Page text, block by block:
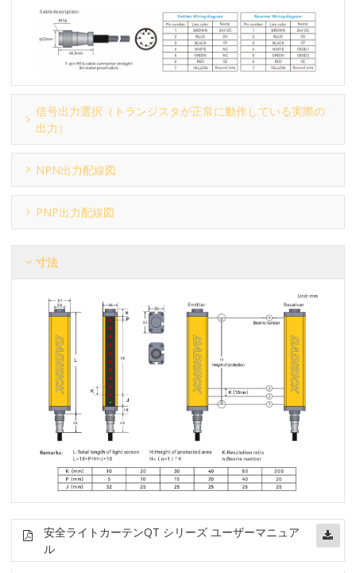
信号出力選択（トランジスタが正常に動作している実際の
出力）
NPN出力配線図
PNP出力配線図
寸法
安全ライトカーテンQT シリーズ ユーザーマニュア
ル